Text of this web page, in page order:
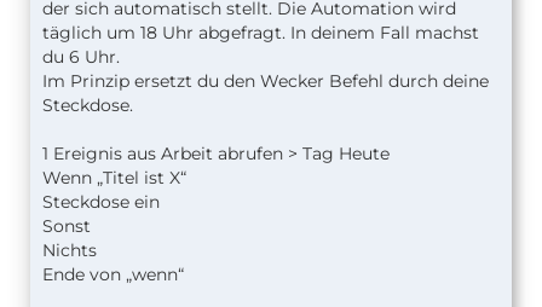
der sich automatisch stellt. Die Automation wird
täglich um 18 Uhr abgefragt. In deinem Fall machst
du 6 Uhr.
Im Prinzip ersetzt du den Wecker Befehl durch deine
Steckdose.
1 Ereignis aus Arbeit abrufen > Tag Heute
Wenn „Titel ist X“
Steckdose ein
Sonst
Nichts
Ende von „wenn“